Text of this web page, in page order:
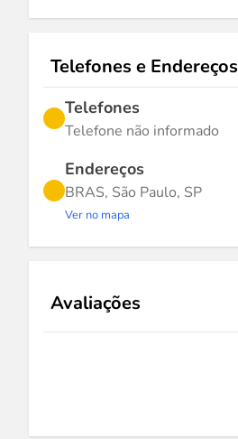
Telefones e Endereços
Telefones
Telefone não informado
Endereços
BRAS, São Paulo, SP
Ver no mapa
Avaliações